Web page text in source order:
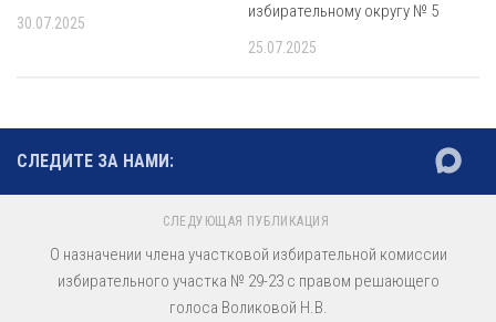
30.07.2025
избирательному округу № 5
25.07.2025
СЛЕДИТЕ ЗА НАМИ:
СЛЕДУЮЩАЯ ПУБЛИКАЦИЯ
О назначении члена участковой избирательной комиссии
избирательного участка № 29-23 с правом решающего
голоса Воликовой Н.В.